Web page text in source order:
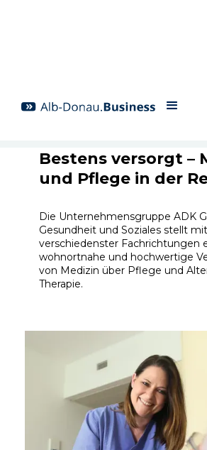
Bestens versorgt –
und Pflege in der
Die Unternehmensgruppe ADK
Gesundheit und Soziales stellt
verschiedenster Fachrichtungen
wohnortnahe und hochwertige
von Medizin über Pflege und
Therapie.